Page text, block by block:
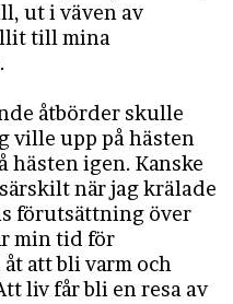
ut i väven av
till mina
åtbörder skulle
ville upp på hästen
hästen igen. Kanske
när jag krälade
förutsättning över
min tid för
att bli varm och
liv får bli en resa av